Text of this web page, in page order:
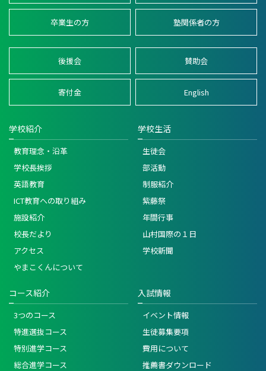
卒業生の方 塾関係者の方
後援会 賛助会
寄付金 English
学校紹介
教育理念・沿革
学校長挨拶
英語教育
ICT教育への取り組み
施設紹介
校長だより
アクセス
やまこくんについて
学校生活
生徒会
部活動
制服紹介
紫藤祭
年間行事
山村国際の１日
学校新聞
コース紹介
3つのコース
特進選抜コース
特別進学コース
総合進学コース
入試情報
イベント情報
生徒募集要項
費用について
推薦書ダウンロード